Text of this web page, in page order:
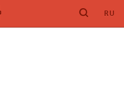
RU